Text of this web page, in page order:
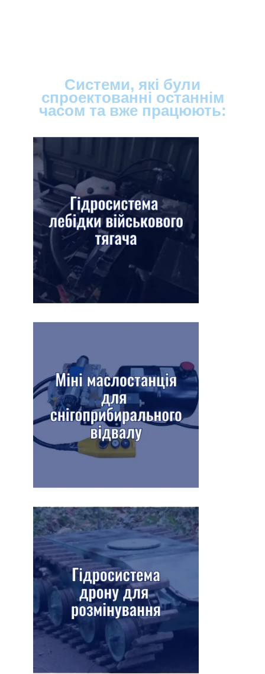
Системи, які були
спроектованні останнім
часом та вже працюють: